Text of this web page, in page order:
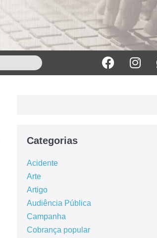
Categorias
Acidente
Arte
Artigo
Audiência Pública
Campanha
Cobrança popular